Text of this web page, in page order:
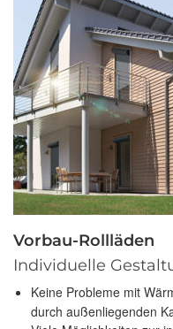
Vorbau-Rollläden
Individuelle
Keine Probleme mit
durch außenliegenden